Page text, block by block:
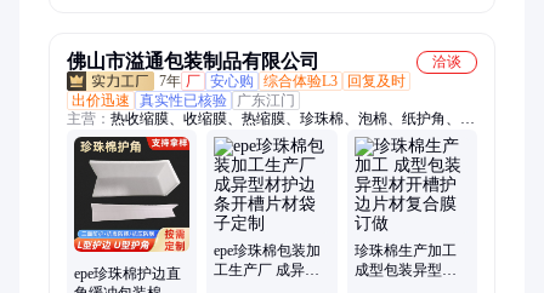
佛山市溢通包装制品有限公司
洽谈
7年 厂 安心购 综合体验L3
回复及时
出价迅速
真实性已核验
广东江门
主营： 热收缩膜、收缩膜、热缩膜、珍珠棉、泡棉、纸护角、包
装袋、包装膜、热缩袋、pof收缩膜、交联膜、pvc收缩膜、bopp
薄膜、热封膜、气泡膜、密封袋、自封袋、opp胶袋、纸包角、
泡泡袋、快递袋、印刷膜、pe膜、泡沫
epe珍珠棉护边直
epe珍珠棉包装加
工生产厂 成异型
珍珠棉生产加工
成型包装异型材